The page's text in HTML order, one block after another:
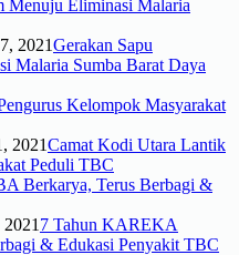
2021Gerakan Sapu
Malaria Sumba Barat Daya
2021Camat Kodi Utara Lantik
Peduli TBC
7 Tahun KAREKA
& Edukasi Penyakit TBC